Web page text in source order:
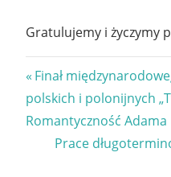
Gratulujemy i życzymy
Nawigacja
wpisu
Previous
Post:
Finał
polskich i polonijnych
Romantyczność Adama
Next
Prace